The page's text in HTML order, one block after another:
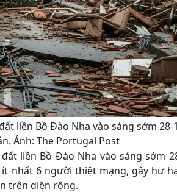
liền Bồ Đào Nha vào sáng sớm 28-
Ảnh: The Portugal Post
liền Bồ Đào Nha vào sáng sớm
nhất 6 người thiệt mạng, gây hư
trên diện rộng.